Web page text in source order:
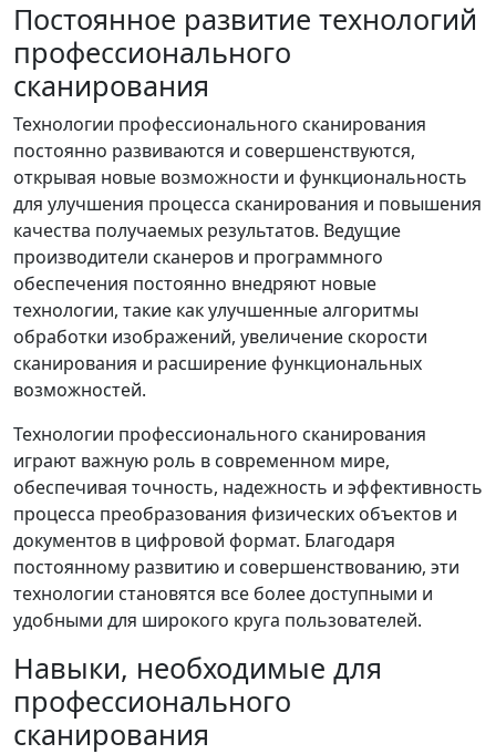
Постоянное развитие технологий
профессионального
сканирования
Технологии профессионального сканирования
постоянно развиваются и совершенствуются,
открывая новые возможности и функциональность
для улучшения процесса сканирования и повышения
качества получаемых результатов. Ведущие
производители сканеров и программного
обеспечения постоянно внедряют новые
технологии, такие как улучшенные алгоритмы
обработки изображений, увеличение скорости
сканирования и расширение функциональных
возможностей.
Технологии профессионального сканирования
играют важную роль в современном мире,
обеспечивая точность, надежность и эффективность
процесса преобразования физических объектов и
документов в цифровой формат. Благодаря
постоянному развитию и совершенствованию, эти
технологии становятся все более доступными и
удобными для широкого круга пользователей.
Навыки, необходимые для
профессионального
сканирования